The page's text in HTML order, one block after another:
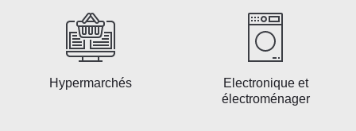
Hypermarchés
Electronique et
électroménager